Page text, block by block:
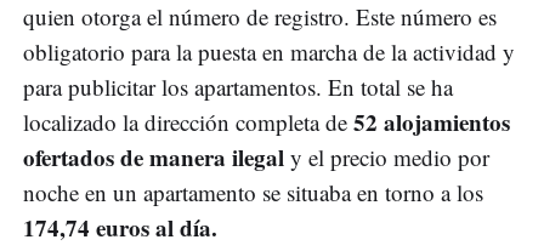
quien otorga el número de registro. Este número es
obligatorio para la puesta en marcha de la actividad y
para publicitar los apartamentos. En total se ha
localizado la dirección completa de 52 alojamientos
ofertados de manera ilegal y el precio medio por
noche en un apartamento se situaba en torno a los
174,74 euros al día.